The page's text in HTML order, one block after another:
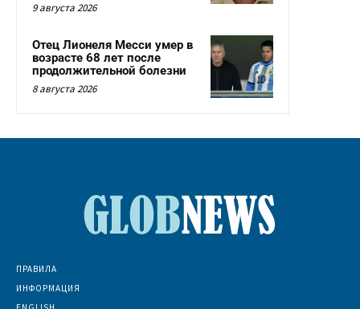
9 августа 2026
Отец Лионеля Месси умер в
возрасте 68 лет после
продолжительной болезни
8 августа 2026
ПРАВИЛА
ИНФОРМАЦИЯ